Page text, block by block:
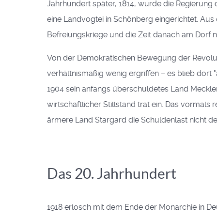
Jahrhundert später, 1814, wurde die
eine Landvogtei in Schönberg eingerichtet.
Befreiungskriege und die Zeit danach am
Von der Demokratischen Bewegung der
verhältnismäßig wenig ergriffen – es blieb dort
1904 sein anfangs überschuldetes Land
wirtschaftlicher Stillstand trat ein. Das vormals
ärmere Land Stargard die Schuldenlast nicht
Das 20. Jahrhundert
1918 erlosch mit dem Ende der Monarchie in